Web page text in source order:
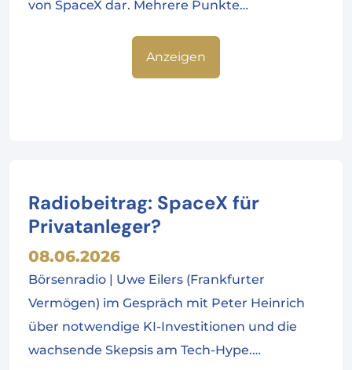
von SpaceX dar. Mehrere Punkte…
Anzeigen
Radiobeitrag: SpaceX für
Privatanleger?
08.06.2026
Börsenradio | Uwe Eilers (Frankfurter
Vermögen) im Gespräch mit Peter Heinrich
über notwendige KI-Investitionen und die
wachsende Skepsis am Tech-Hype.…